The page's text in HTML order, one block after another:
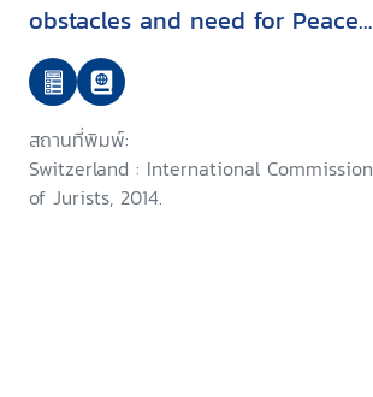
obstacles and need for Peace
Foundation
สถานที่พิมพ์:
Switzerland : International Commission
of Jurists, 2014.